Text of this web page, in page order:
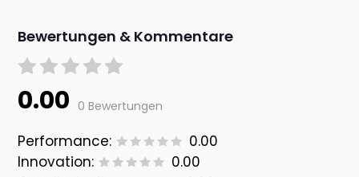
Bewertungen & Kommentare
0.00 0 Bewertungen
Performance:
0.00
Innovation:
0.00